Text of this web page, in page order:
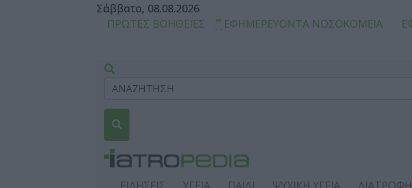
Σάββατο, 08.08.2026
ΠΡΩΤΕΣ ΒΟΗΘΕΙΕΣ
ΕΦΗΜΕΡΕΥΟΝΤΑ ΝΟΣΟΚΟΜΕΙΑ
ΕΙΔΗΣΕΙΣ ΥΓΕΙΑ ΠΑΙΔΙ ΨΥΧΙΚΗ ΥΓΕΙΑ ΔΙΑΤΡΟΦΗ